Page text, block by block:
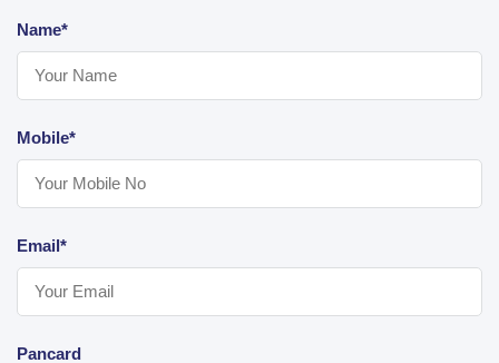
Name*
Mobile*
Email*
Pancard